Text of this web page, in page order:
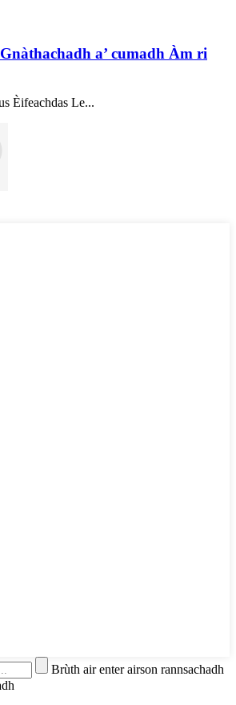
a’ cumadh Àm ri
Èifeachdas Le...
Brùth air enter airson rannsachadh